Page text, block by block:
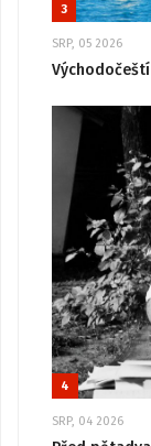
3
SRP, 05 2026
4
SRP, 04 2026